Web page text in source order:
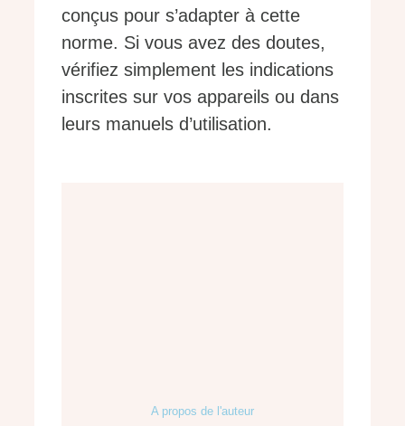
conçus pour s’adapter à cette
norme. Si vous avez des doutes,
vérifiez simplement les indications
inscrites sur vos appareils ou dans
leurs manuels d’utilisation.
A propos de l'auteur